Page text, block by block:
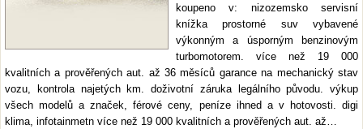
koupeno v: nizozemsko servisní
knížka prostorné suv vybavené
výkonným a úsporným benzinovým
turbomotorem. více než 19 000
kvalitních a prověřených aut. až 36 měsíců garance na mechanický stav
vozu, kontrola najetých km. doživotní záruka legálního původu. výkup
všech modelů a značek, férové ceny, peníze ihned a v hotovosti. digi
klima, infotainmetn více než 19 000 kvalitních a prověřených aut. až…